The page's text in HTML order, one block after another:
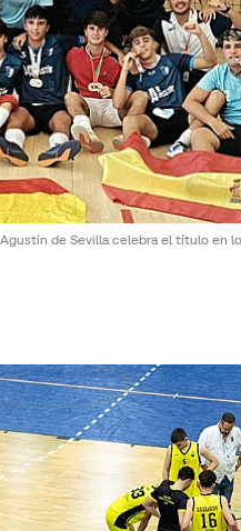
de Sevilla celebra el título en